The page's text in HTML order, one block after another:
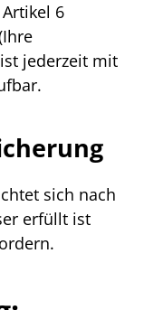
6
jederzeit mit
sich nach
erfüllt ist